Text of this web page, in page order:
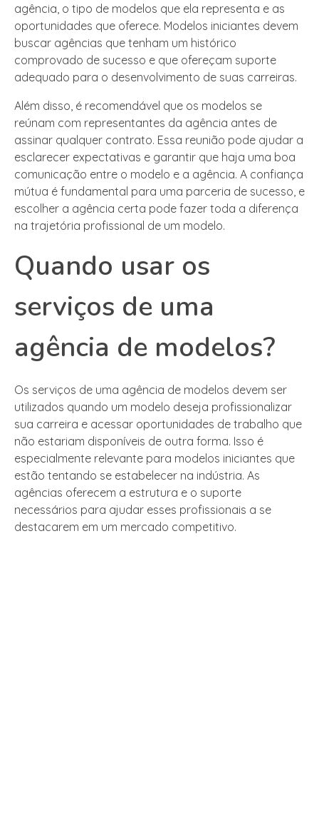
agência, o tipo de modelos que ela representa e as
oportunidades que oferece. Modelos iniciantes devem
buscar agências que tenham um histórico
comprovado de sucesso e que ofereçam suporte
adequado para o desenvolvimento de suas carreiras.
Além disso, é recomendável que os modelos se
reúnam com representantes da agência antes de
assinar qualquer contrato. Essa reunião pode ajudar a
esclarecer expectativas e garantir que haja uma boa
comunicação entre o modelo e a agência. A confiança
mútua é fundamental para uma parceria de sucesso, e
escolher a agência certa pode fazer toda a diferença
na trajetória profissional de um modelo.
Quando usar os
serviços de uma
agência de modelos?
Os serviços de uma agência de modelos devem ser
utilizados quando um modelo deseja profissionalizar
sua carreira e acessar oportunidades de trabalho que
não estariam disponíveis de outra forma. Isso é
especialmente relevante para modelos iniciantes que
estão tentando se estabelecer na indústria. As
agências oferecem a estrutura e o suporte
necessários para ajudar esses profissionais a se
destacarem em um mercado competitivo.